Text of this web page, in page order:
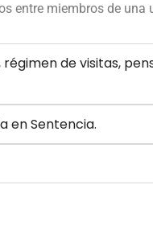
entre miembros de una
de visitas,
en Sentencia.